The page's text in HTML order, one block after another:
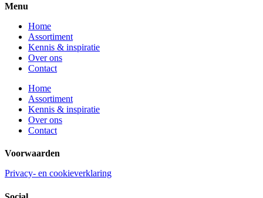
Menu
Home
Assortiment
Kennis & inspiratie
Over ons
Contact
Home
Assortiment
Kennis & inspiratie
Over ons
Contact
Voorwaarden
Privacy- en cookieverklaring